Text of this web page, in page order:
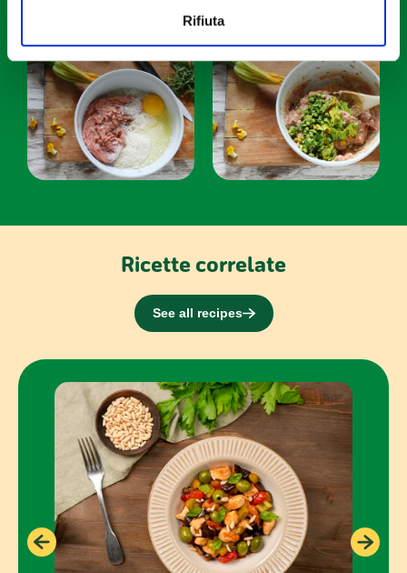
annunci, per fornire funzionalità dei social media e per
analizzare il nostro traffico. Condividiamo inoltre
informazioni sul modo in cui utilizzi il nostro sito con i
nostri partner che si occupano di analisi dei dati web,
pubblicità e social media, i quali potrebbero combinarle
con altre informazioni che hai fornito loro o che hanno
raccolto dal tuo utilizzo dei loro servizi.
Rifiuta
Ricette correlate
See all recipes